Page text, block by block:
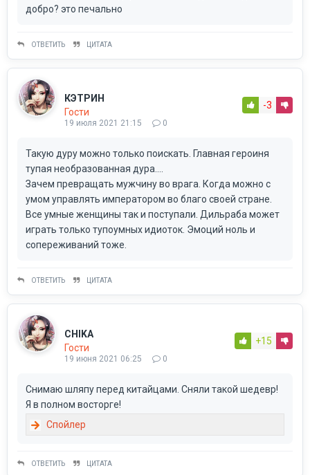
добро? это печально
ОТВЕТИТЬ ЦИТАТА
КЭТРИН
Гости
19 июля 2021 21:15 0
-3
Такую дуру можно только поискать. Главная героиня
тупая необразованная дура....
Зачем превращать мужчину во врага. Когда можно с
умом управлять императором во благо своей стране.
Все умные женщины так и поступали. Дильраба может
играть только тупоумных идиоток. Эмоций ноль и
сопереживаний тоже.
ОТВЕТИТЬ ЦИТАТА
CHIKA
Гости
19 июня 2021 06:25 0
+15
Снимаю шляпу перед китайцами. Сняли такой шедевр!
Я в полном восторге!
ОТВЕТИТЬ ЦИТАТА